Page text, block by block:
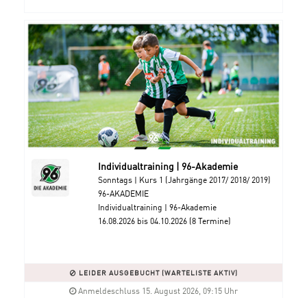
Individualtraining | 96-Akademie
Sonntags | Kurs 1 (Jahrgänge 2017/ 2018/ 2019)
96-AKADEMIE
Individualtraining | 96-Akademie
16.08.2026 bis 04.10.2026 (8 Termine)
LEIDER AUSGEBUCHT (WARTELISTE AKTIV)
Anmeldeschluss 15. August 2026, 09:15 Uhr